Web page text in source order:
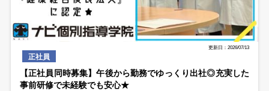
更新日：2026/07/13
正社員
【正社員同時募集】午後から勤務でゆっくり出社◎充実した
事前研修で未経験でも安心★